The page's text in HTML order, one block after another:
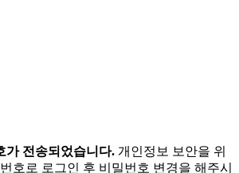
가 전송되었습니다. 개인정보 보안을 위
호로 로그인 후 비밀번호 변경을 해주시